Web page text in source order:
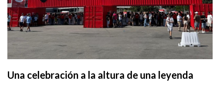
Una celebración a la altura de una leyenda